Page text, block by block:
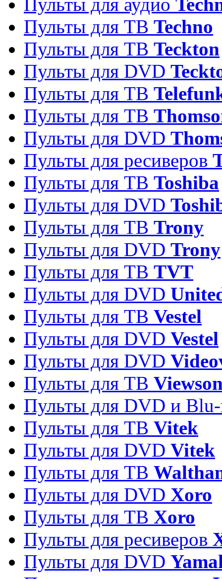
Пульты для ТВ Techno
Пульты для ТВ Teckton
Пульты для DVD
Пульты для ТВ
Пульты для ТВ
Пульты для DVD
Пульты для ресиверов
Пульты для ТВ Toshiba
Пульты для DVD
Пульты для ТВ Trony
Пульты для DVD Trony
Пульты для ТВ TVT
Пульты для DVD
Пульты для ТВ Vestel
Пульты для DVD Vestel
Пульты для DVD
Пульты для ТВ
Пульты для DVD и
Пульты для ТВ Vitek
Пульты для DVD Vitek
Пульты для ТВ
Пульты для DVD Xoro
Пульты для ТВ Xoro
Пульты для ресиверов
Пульты для DVD